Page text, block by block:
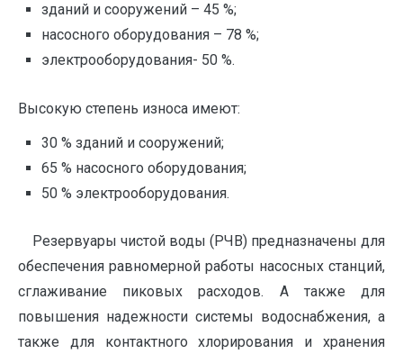
зданий и сооружений – 45 %;
насосного оборудования – 78 %;
электрооборудования- 50 %.
Высокую степень износа имеют:
30 % зданий и сооружений;
65 % насосного оборудования;
50 % электрооборудования.
Резервуары чистой воды (РЧВ) предназначены для
обеспечения равномерной работы насосных станций,
сглаживание пиковых расходов. А также для
повышения надежности системы водоснабжения, а
также для контактного хлорирования и хранения